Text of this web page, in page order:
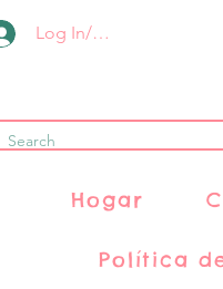
Log In/Register
Hogar
Política